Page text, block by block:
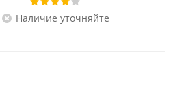
Наличие уточняйте